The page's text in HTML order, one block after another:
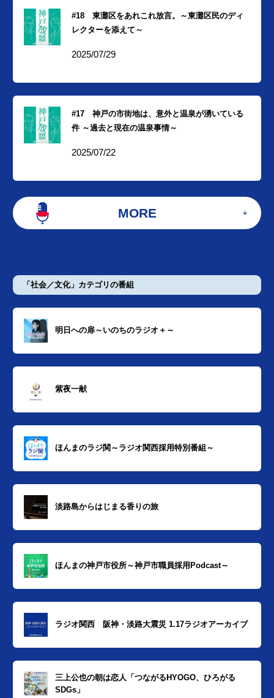
#18 東灘区をあれこれ放言。～東灘区民のディ
レクターを添えて～
2025/07/29
#17 神戸の市街地は、意外と温泉が湧いている
件 ～過去と現在の温泉事情～
2025/07/22
MORE
「社会／文化」カテゴリの番組
明日への扉～いのちのラジオ＋～
紫夜一献
ほんまのラジ関～ラジオ関西採用特別番組～
淡路島からはじまる香りの旅
ほんまの神戸市役所～神戸市職員採用Podcast～
ラジオ関西 阪神・淡路大震災 1.17ラジオアーカイブ
三上公也の朝は恋人「つながるHYOGO、ひろがる
SDGs」